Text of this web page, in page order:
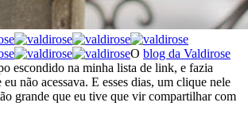
O blog da Valdirose
escondido na minha lista de link, e fazia
não acessava. E esses dias, um clique nele
grande que eu tive que vir compartilhar com